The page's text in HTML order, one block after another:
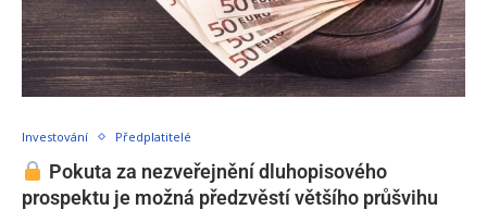
Investování Předplatitelé
Pokuta za nezveřejnění dluhopisového
prospektu je možná předzvěstí většího průšvihu